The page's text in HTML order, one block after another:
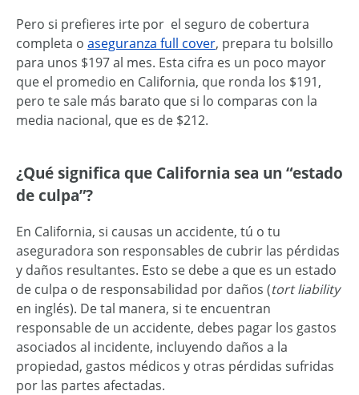
Pero si prefieres irte por el seguro de cobertura
completa o aseguranza full cover, prepara tu bolsillo
para unos $197 al mes. Esta cifra es un poco mayor
que el promedio en California, que ronda los $191,
pero te sale más barato que si lo comparas con la
media nacional, que es de $212.
¿Qué significa que California sea un “estado
de culpa”?
En California, si causas un accidente, tú o tu
aseguradora son responsables de cubrir las pérdidas
y daños resultantes. Esto se debe a que es un estado
de culpa o de responsabilidad por daños (tort liability
en inglés). De tal manera, si te encuentran
responsable de un accidente, debes pagar los gastos
asociados al incidente, incluyendo daños a la
propiedad, gastos médicos y otras pérdidas sufridas
por las partes afectadas.